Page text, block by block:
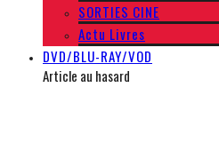
SORTIES CINE
Actu Livres
DVD/BLU-RAY/VOD
Article au hasard